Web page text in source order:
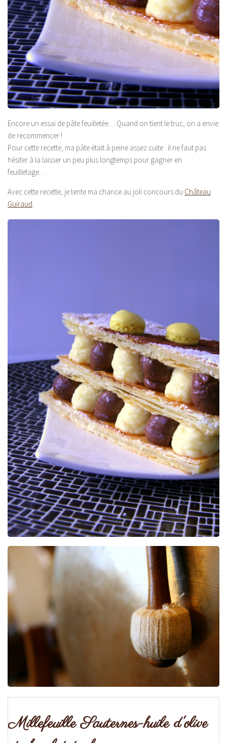
Encore un essai de pâte feuilletée… Quand on tient le truc, on a envie
de recommencer !
Pour cette recette, ma pâte était à peine assez cuite : il ne faut pas
hésiter à la laisser un peu plus longtemps pour gagner en
feuilletage…
Avec cette recette, je tente ma chance au joli concours du Château
Guiraud.
Millefeuille Sauternes-huile d'olive